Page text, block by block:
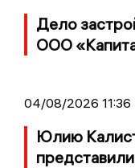
Дело
ООО
04/08/2026 11:36
Юлию